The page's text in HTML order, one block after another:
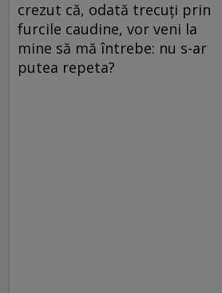
crezut că, odată trecuţi prin
furcile caudine, vor veni la
mine să mă întrebe: nu s-ar
putea repeta?